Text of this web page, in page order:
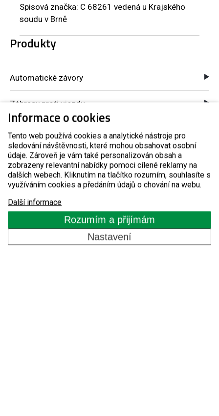
Spisová značka: C 68261 vedená u Krajského
soudu v Brně
Produkty
Automatické závory
Zábrany proti vjezdu
Turnikety s platebním automatem
Kontrola přístupů GSM
Komponenty pro automatické systémy
O nás
Informace o cookies
Tento web používá cookies a analytické nástroje pro
sledování návštěvnosti, které mohou obsahovat osobní
údaje. Zároveň je vám také personalizován obsah a
zobrazeny relevantní nabídky pomoci cílené reklamy na
dalších webech. Kliknutím na tlačítko rozumím, souhlasíte s
využíváním cookies a předáním údajů o chování na webu.
Další informace
Rozumím a přijímám
Nastavení